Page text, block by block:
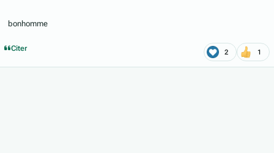
bonhomme
Citer 2 1